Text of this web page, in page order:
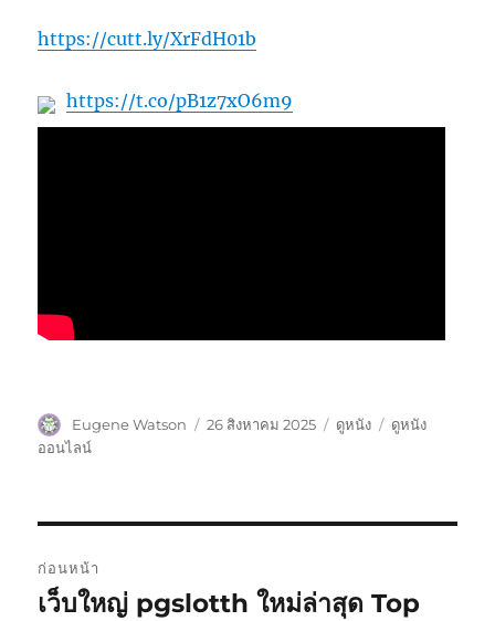
https://cutt.ly/XrFdH01b
https://t.co/pB1z7xO6m9
ผู้
เขียน
Eugene Watson
เขียน
26 สิงหาคม 2025
หมวด
ดูหนัง
ป้าย
ดูหนัง
ออนไลน์
เรื่อง
ก่อนหน้า
เรื่อง
เว็บใหญ่ pgslotth ใหม่ล่าสุด Top